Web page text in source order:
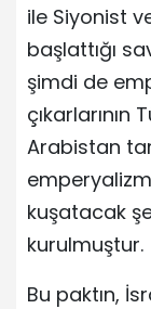
ile Siyonist
başlattığı
şimdi de
çıkarlarının
Arabistan
kuşatacak
kurulmuştur.
Bu paktın,